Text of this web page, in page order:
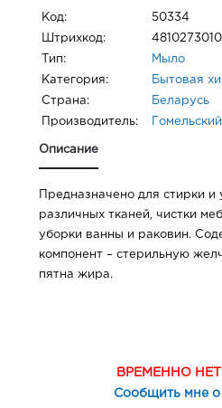
Код: 50334
Штрихкод:
Тип: Мыло
Категория: Бытовая
Страна: Беларусь
Производитель:
Описание
Предназначено для стирки и
различных тканей, чистки
уборки ванны и раковин.
компонент – стерильную
пятна жира.
ВРЕМЕННО
Сообщить мне о